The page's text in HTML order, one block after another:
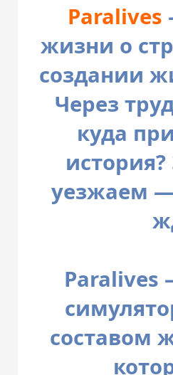
Paralives
жизни о
создании
Через
куда
уезжаем
Paralives
составом